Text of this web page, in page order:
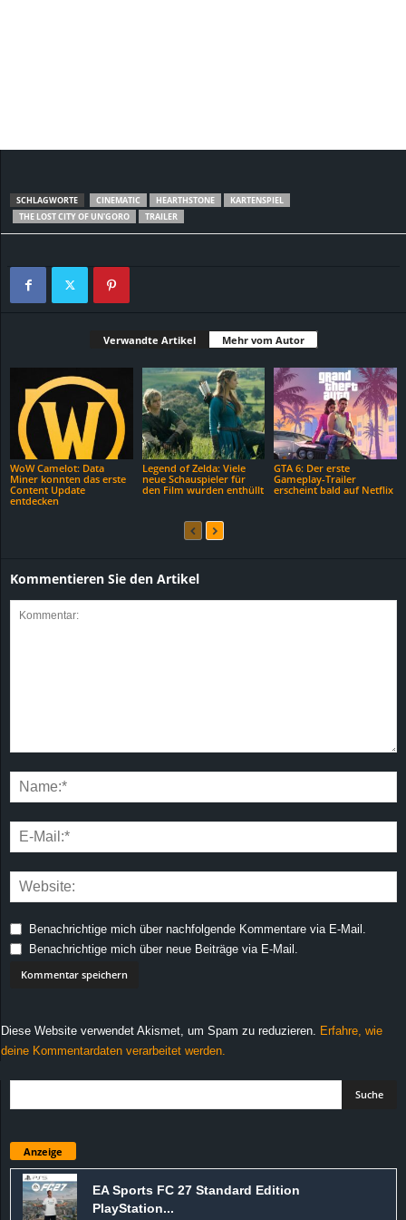
SCHLAGWORTE CINEMATIC HEARTHSTONE
KARTENSPIEL
THE LOST CITY OF UN'GORO
TRAILER
Verwandte Artikel Mehr vom Autor
WoW Camelot: Data
Miner konnten das erste
Content Update
entdecken
Legend of Zelda: Viele
neue Schauspieler für
den Film wurden enthüllt
GTA 6: Der erste
Gameplay-Trailer
erscheint bald auf Netflix
Kommentieren Sie den Artikel
Benachrichtige mich über nachfolgende Kommentare via E-Mail.
Benachrichtige mich über neue Beiträge via E-Mail.
Diese Website verwendet Akismet, um Spam zu reduzieren. Erfahre, wie
deine Kommentardaten verarbeitet werden.
Anzeige
EA Sports FC 27 Standard Edition
PlayStation...